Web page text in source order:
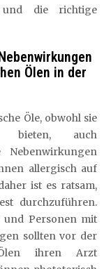
und die richtige
Ölen in der
Öle, obwohl sie
bieten, auch
Nebenwirkungen
allergisch auf
ist es ratsam,
durchzuführen.
und Personen mit
sollten vor der
ihren Arzt